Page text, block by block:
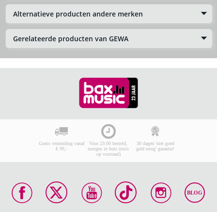
Alternatieve producten andere merken
Gerelateerde producten van GEWA
Gratis verzending vanaf
€ 99,-
Voor 23:00 besteld,
morgen in huis (mits
op voorraad)
30 dagen 'niet goed
geld terug' garantie!
BLOG